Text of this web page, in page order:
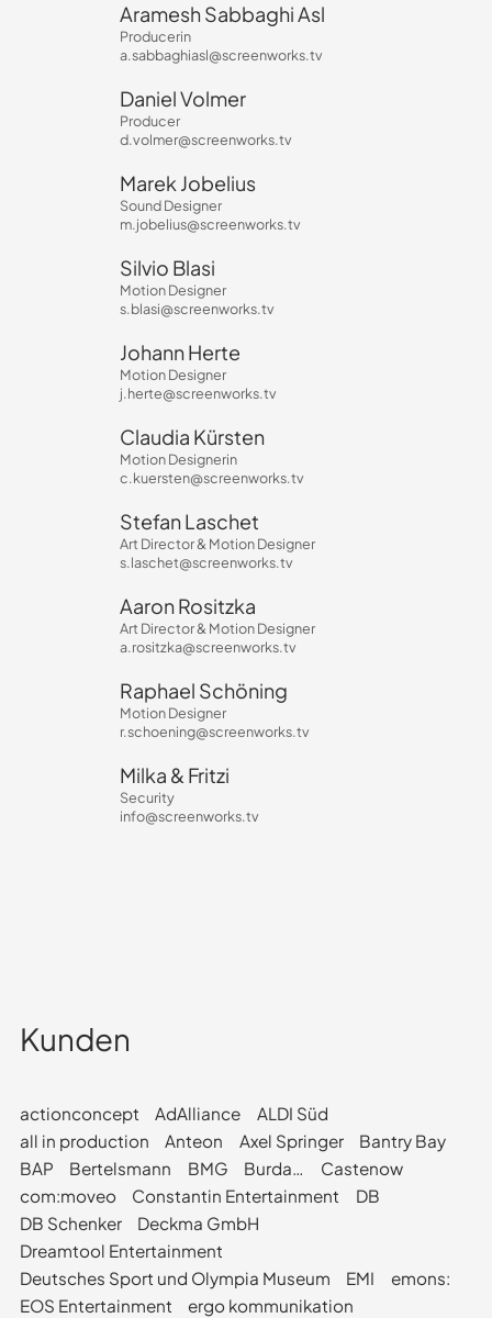
Aramesh Sabbaghi Asl
Producerin
a.sabbaghiasl@screenworks.tv
Daniel Volmer
Producer
d.volmer@screenworks.tv
Marek Jobelius
Sound Designer
m.jobelius@screenworks.tv
Silvio Blasi
Motion Designer
s.blasi@screenworks.tv
Johann Herte
Motion Designer
j.herte@screenworks.tv
Claudia Kürsten
Motion Designerin
c.kuersten@screenworks.tv
Stefan Laschet
Art Director & Motion Designer
s.laschet@screenworks.tv
Aaron Rositzka
Art Director & Motion Designer
a.rositzka@screenworks.tv
Raphael Schöning
Motion Designer
r.schoening@screenworks.tv
Milka & Fritzi
Security
info@screenworks.tv
Kunden
actionconcept AdAlliance
ALDI Süd
all in production
Anteon Axel Springer
Bantry Bay
BAP
Bertelsmann BMG Burda…
Castenow
com:moveo
Constantin Entertainment
DB
DB Schenker
Deckma GmbH
Dreamtool Entertainment
Deutsches Sport und Olympia Museum
EMI
emons:
EOS Entertainment
ergo kommunikation